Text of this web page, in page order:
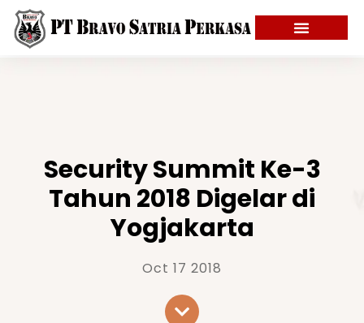
Security Summit Ke-3
Tahun 2018 Digelar di
Yogjakarta
Oct 17 2018